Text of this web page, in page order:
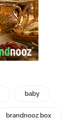
baby
brandnooz box